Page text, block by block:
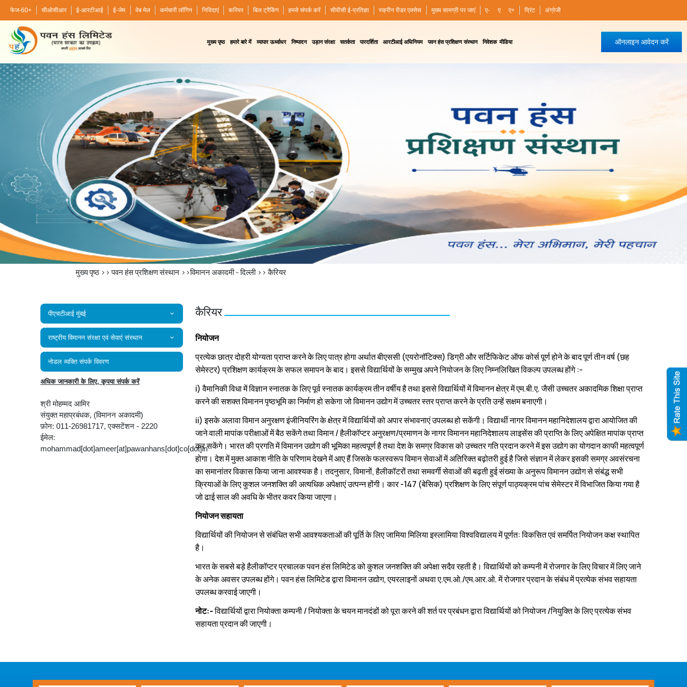
फेज-60+ सीओसीआर ई-आरटीआई ई-जेम वेब मेल कर्मचारी लॉगिन निविदाएं करियर बिल ट्रैकिंग हमसे संपर्क करें सीवीसी ई-प्रतिज्ञा स्क्रीन रीडर एक्सेस मुख्य सामग्री पर जाएं ए- ए ए+ प्रिंट अंग्रेजी
ऑनलाइन आवेदन करें
मुख्य पृष्ठ हमारे बारे में व्यापार ऊर्ध्वाधर निष्पादन उड़ान संरक्षा सतर्कता पारदर्शिता आरटीआई अधिनियम पवन हंस प्रशिक्षण संस्थान निवेशक मीडिया
मुख्य पृष्ठ>>पवन हंस प्रशिक्षण संस्थान>>विमानन अकादमी - दिल्ली >>कैरियर
पीएचटीआई मुंबई
राष्‍ट्रीय विमानन संरक्षा एवं सेवाएं संस्‍थान
नोडल व्यक्ति संपर्क विवरण
अधिक जानकारी के लिए, कृपया संपर्क करें
श्री मोहम्मद आमिर
संयुक्त महाप्रबंधक, (विमानन अकादमी)
फ़ोन: 011-26981717, एक्सटेंशन - 2220
ईमेल:
mohammad[dot]ameer[at]pawanhans[dot]co[dot]in
कैरियर
नियोजन
प्रत्येक छात्र दोहरी योग्यता प्राप्त करने के लिए पात्र होगा अर्थात बीएससी (एयरोनॉटिक्स) डिग्री और सर्टिफिकेट ऑफ कोर्स पूर्ण होने के बाद पूर्ण तीन वर्ष (छह
सेमेस्टर) प्रशिक्षण कार्यक्रम के सफल समापन के बाद। इससे विद्यार्थियों के सम्‍मुख अपने नियोजन के लिए निम्‍नलिखित विकल्‍प उपलब्‍ध होंगे :-
i) वैमानिकी विधा में विज्ञान स्‍नातक के लिए पूर्व स्‍नातक कार्यक्रम तीन वर्षीय है तथा इससे विद्यार्थियों में विमानन क्षेत्र में एम.बी.ए. जैसी उच्‍चतर अकादमिक शिक्षा प्राप्‍त
करने की सशक्‍त विमानन पृष्‍ठभूमि का निर्माण हो सकेगा जो विमानन उद्योग में उच्‍चतर स्‍तर प्राप्‍त करने के प्रति उन्‍हें सक्षम बनाएगी।
ii) इसके अलावा विमान अनुरक्षण इंजीनियरिंग के क्षेत्र में विद्यार्थियों को अपार संभावनाएं उपलब्‍ध हो सकेंगी। विद्यार्थी नागर विमानन महानिदेशालय द्वारा आयोजित की
जाने वाली मापांक परीक्षाओं में बैठ सकेंगे तथा विमान / हैलीकॉप्‍टर अनुरक्षण/प्रमाणन के नागर विमानन महानिदेशालय लाइसेंस की प्राप्ति के लिए अपेक्षित मापांक प्राप्‍त
कर सकेंगे। भारत की प्रगति में विमानन उद्योग की भूमिका महत्‍वपूर्ण है तथा देश के समग्र विकास को उच्‍चतर गति प्रदान करने में इस उद्योग का योगदान काफी महत्‍वपूर्ण
होगा। देश में मुक्‍त आकाश नीति के परिणाम देखने में आए हैं जिसके फलस्‍वरूप विमान सेवाओं में अतिरिक्‍त बढ़ोतरी हुई है जिसे संज्ञान में लेकर इसकी समग्र अवसंरचना
का समानांतर विकास किया जाना आवश्‍यक है। तदनुसार, विमानों, हैलीकॉटरों तथा समवर्गी सेवाओं की बढ़ती हुई संख्‍या के अनुरूप विमानन उद्योग से संबंद्ध सभी
क्रियाओं के लिए कुशल जनशक्ति की अत्‍यधिक अपेक्षाएं उत्‍पन्‍न होंगी। कार -147 (बेसिक) प्रशिक्षण के लिए संपूर्ण पाठ्यक्रम पांच सेमेस्टर में विभाजित किया गया है
जो ढाई साल की अवधि के भीतर कवर किया जाएगा।
नियोजन सहायता
विद्यार्थियों की नियोजन से संबंधित सभी आवश्‍यकताओं की पूर्ति के लिए जामिया मिलिया इस्‍लामिया विश्‍वविद्यालय में पूर्णत: विकसित एवं स‍मर्पित नियोजन कक्ष स्‍थापित
है।
भारत के सबसे बड़े हैलीकॉप्‍टर प्रचालक पवन हंस लिमिटेड को कुशल जनशक्ति की अपेक्षा सदैव रहती है। विद्यार्थियों को कम्‍पनी में रोजगार के लिए विचार में लिए जाने
के अनेक अवसर उपलब्‍ध होंगे। पवन हंस लिमिटेड द्वारा विमानन उद्योग, एयरलाइनों अथवा ए.एम.ओ./एम.आर.ओ. में रोजगार प्रदान के संबंध में प्रत्‍येक संभव सहायता
उपलब्‍ध करवाई जाएगी।
नोट:-विद्यार्थियों द्वारा नियोक्‍ता कम्‍पनी / नियोक्‍ता के चयन मानदंडों को पूरा करने की शर्त पर प्रबंधन द्वारा विद्यार्थियों को नियोजन /नियुक्ति के लिए प्रत्‍येक संभव
सहायता प्रदान की जाएगी।